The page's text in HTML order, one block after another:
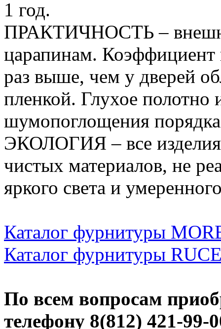
1 год.
ПРАКТИЧНОСТЬ –
царапинам. Коэффициент
раз выше, чем у дверей
пленкой. Глухое полотно
шумопоглощения
ЭКОЛОГИЯ – все изделия
чистых материалов, не
яркого света и
Каталог фурнитуры
Каталог фурнитуры
По всем вопросам
телефону 8(812) 421-99-